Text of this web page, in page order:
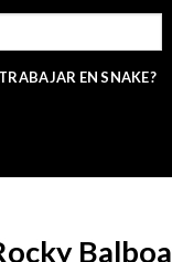
EN SNAKE?
Balboa